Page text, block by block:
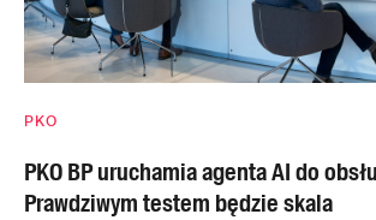
PKO
PKO BP uruchamia agenta AI do
Prawdziwym testem będzie skala